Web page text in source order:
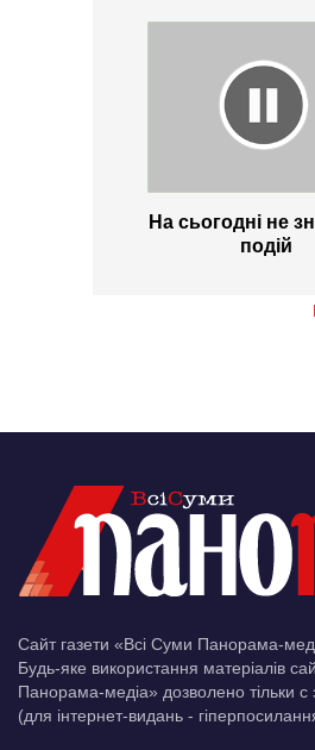
На сьогодні не
подій
Сайт газети «Всі Суми Панорама-
Будь-яке використання матеріалів
Панорама-медіа» дозволено тільки
(для інтернет-видань -